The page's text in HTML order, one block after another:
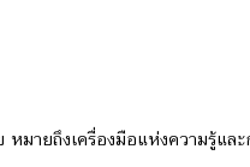
มายถึงเครื่องมือแห่งความรู้แ